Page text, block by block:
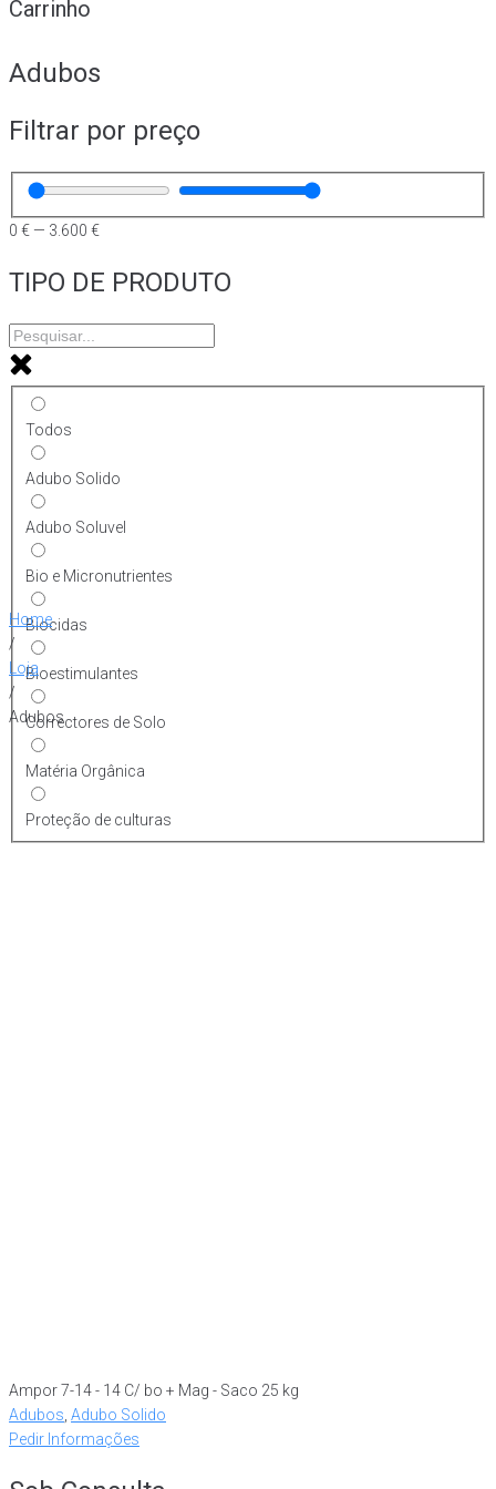
Carrinho
Adubos
Filtrar por preço
0 € — 3.600 €
TIPO DE PRODUTO
Todos
Adubo Solido
Adubo Soluvel
Bio e Micronutrientes
Biocidas
Bioestimulantes
Correctores de Solo
Matéria Orgânica
Proteção de culturas
Home
/
Loja
/
Adubos
Ampor 7-14 - 14 C/ bo + Mag - Saco 25 kg
Adubos Adubo Solido
Pedir Informações